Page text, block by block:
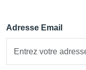
Adresse Email